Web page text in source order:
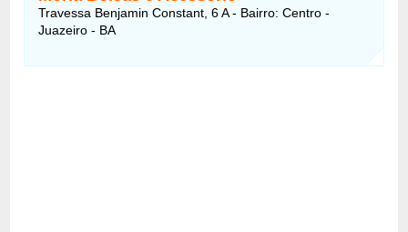
Travessa Benjamin Constant, 6 A - Bairro: Centro -
Juazeiro - BA